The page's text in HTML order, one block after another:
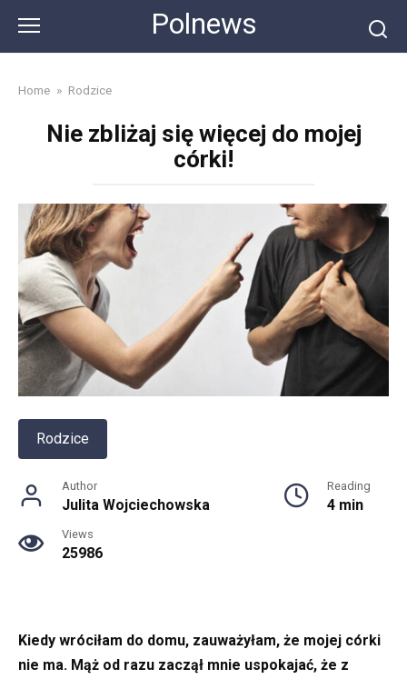
content
Polnews
Home » Rodzice
Nie zbliżaj się więcej do mojej
córki!
Rodzice
Author
Julita Wojciechowska
Reading
4 min
Views
25986
Kiedy wróciłam do domu, zauważyłam, że mojej córki
nie ma. Mąż od razu zaczął mnie uspokajać, że z